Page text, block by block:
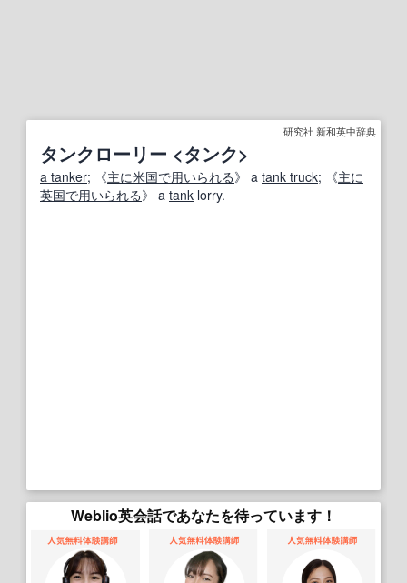
研究社 新和英中辞典
タンクローリー <タンク>
a tanker; 《主に米国で用いられる》 a tank truck; 《主に
英国で用いられる》 a tank lorry.
Weblio英会話であなたを待っています！